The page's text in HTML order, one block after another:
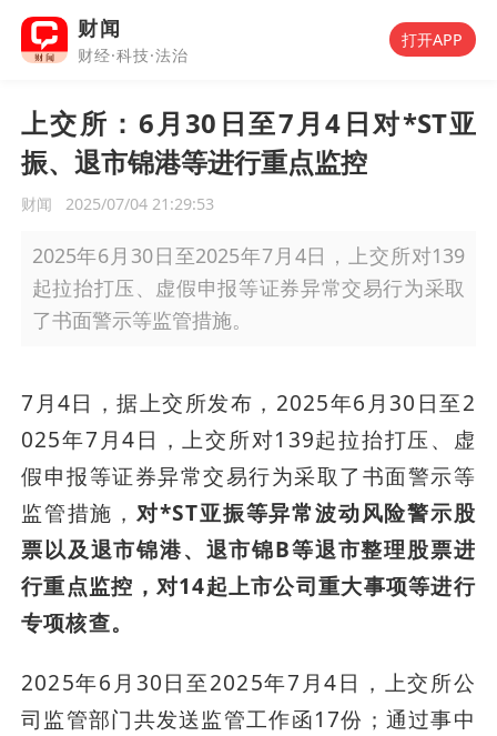
财闻
财经·科技·法治
打开APP
上交所：6月30日至7月4日对*ST亚
振、退市锦港等进行重点监控
财闻 2025/07/04 21:29:53
2025年6月30日至2025年7月4日，上交所对139
起拉抬打压、虚假申报等证券异常交易行为采取
了书面警示等监管措施。
7月4日，据上交所发布，2025年6月30日至2
025年7月4日，上交所对139起拉抬打压、虚
假申报等证券异常交易行为采取了书面警示等
监管措施，对*ST亚振等异常波动风险警示股
票以及退市锦港、退市锦B等退市整理股票进
行重点监控，对14起上市公司重大事项等进行
专项核查。
2025年6月30日至2025年7月4日，上交所公
司监管部门共发送监管工作函17份；通过事中